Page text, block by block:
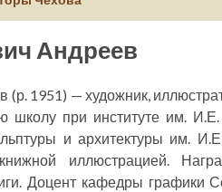
Андреев
(р. 1951) — художник,
школу при институте им.
и архитектуры им.
иллюстрацией.
Доцент кафедры графики